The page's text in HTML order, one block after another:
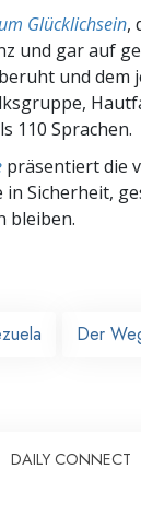
Glücklichsein,
und gar auf
und dem
110 Sprachen.
präsentiert die
in Sicherheit,
bleiben.
Der
DAILY CONNECT